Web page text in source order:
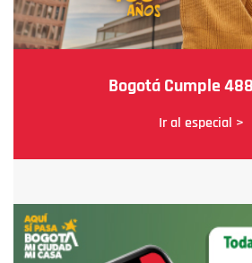
Bogotá Cumple
Ir al especial >